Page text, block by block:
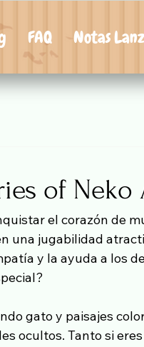
FAQ Notas
of Neko
el corazón de
una jugabilidad
y la ayuda a los
gato y paisajes
ocultos. Tanto si